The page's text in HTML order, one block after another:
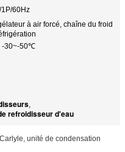
60Hz
à air forcé, chaîne du froid
-30~-50℃
,
refroidisseur d'eau
unité de condensation